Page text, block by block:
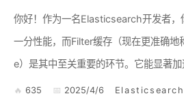
你好！作为一名Elasticsearch开发者，
一分性能，而Filter缓存（现在更准确
e）是其中至关重要的环节。它能显著
询。但你是否遇到过这样的困境：明明...
635 2025/4/6 Elasticsearch